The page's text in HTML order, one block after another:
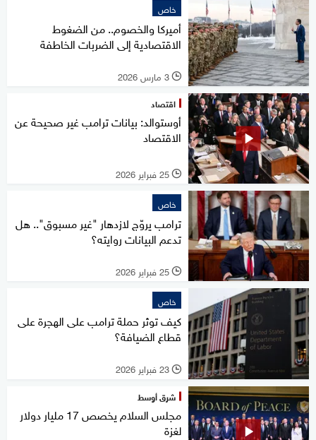
خاص
أميركا والخصوم.. من الضغوط
الاقتصادية إلى الضربات الخاطفة
l 3 مارس 2026
اقتصاد
أوستوالد: بيانات ترامب غير صحيحة عن
الاقتصاد
l 25 فبراير 2026
خاص
ترامب يروّج لازدهار "غير مسبوق".. هل
تدعم البيانات روايته؟
l 25 فبراير 2026
خاص
كيف توثر حملة ترامب على الهجرة على
قطاع الضيافة؟
l 23 فبراير 2026
شرق أوسط
مجلس السلام يخصص 17 مليار دولار
لغزة